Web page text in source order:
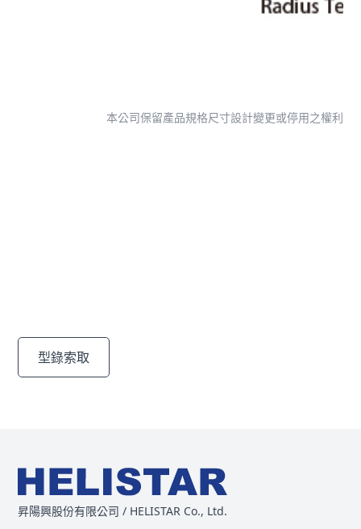
本公司保留產品規格尺寸設計變更或停用之權利
型錄索取
昇陽興股份有限公司 / HELISTAR Co., Ltd.